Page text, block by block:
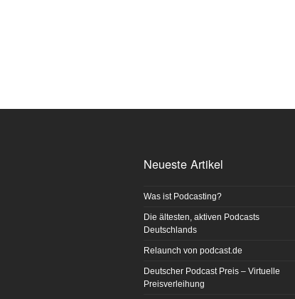
Neueste Artikel
Was ist Podcasting?
Die ältesten, aktiven Podcasts
Deutschlands
Relaunch von podcast.de
Deutscher Podcast Preis – Virtuelle
Preisverleihung